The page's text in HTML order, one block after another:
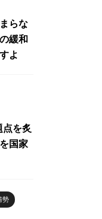
らな
緩和
よ
を炙
国家
勢